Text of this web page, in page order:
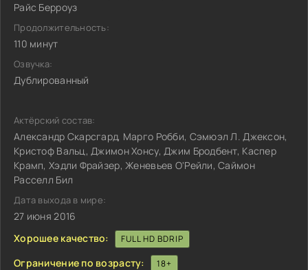
Райс Берроуз
Продолжительность:
110 минут
Озвучка:
Дублированный
Актёрский состав:
Александр Скарсгард, Марго Робби, Сэмюэл Л. Джексон,
Кристоф Вальц, Джимон Хонсу, Джим Бродбент, Каспер
Крамп, Хэдли Фрайзер, Женевьев О'Рейли, Саймон
Расселл Бил
Дата выхода в мире:
27 июня 2016
Хорошее качество:
FULL HD BDRIP
Ограничение по возрасту: 18+